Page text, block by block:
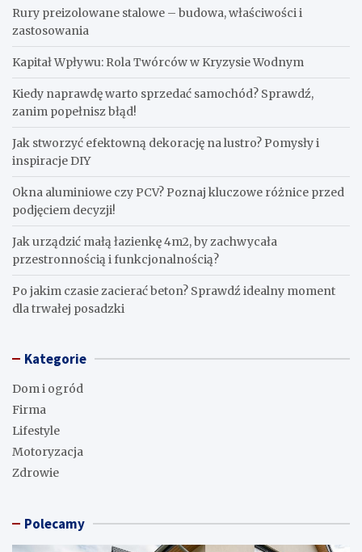
Rury preizolowane stalowe – budowa, właściwości i
zastosowania
Kapitał Wpływu: Rola Twórców w Kryzysie Wodnym
Kiedy naprawdę warto sprzedać samochód? Sprawdź,
zanim popełnisz błąd!
Jak stworzyć efektowną dekorację na lustro? Pomysły i
inspiracje DIY
Okna aluminiowe czy PCV? Poznaj kluczowe różnice przed
podjęciem decyzji!
Jak urządzić małą łazienkę 4m2, by zachwycała
przestronnością i funkcjonalnością?
Po jakim czasie zacierać beton? Sprawdź idealny moment
dla trwałej posadzki
Kategorie
Dom i ogród
Firma
Lifestyle
Motoryzacja
Zdrowie
Polecamy